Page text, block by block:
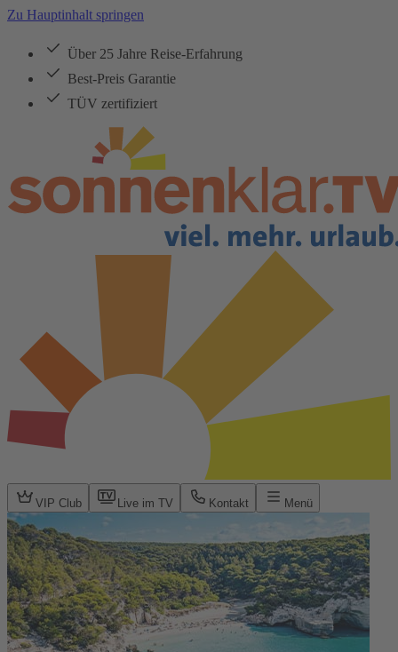
Zu Hauptinhalt springen
Über 25 Jahre Reise-Erfahrung
Best-Preis Garantie
TÜV zertifiziert
VIP Club Live im TV Kontakt Menü